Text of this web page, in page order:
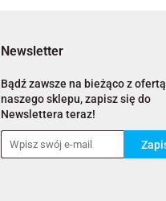
Newsletter
Bądź zawsze na bieżąco z ofertą
naszego sklepu, zapisz się do
Newslettera teraz!